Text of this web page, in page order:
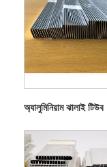
অ্যালুমিনিয়াম ঝালাই টিউব